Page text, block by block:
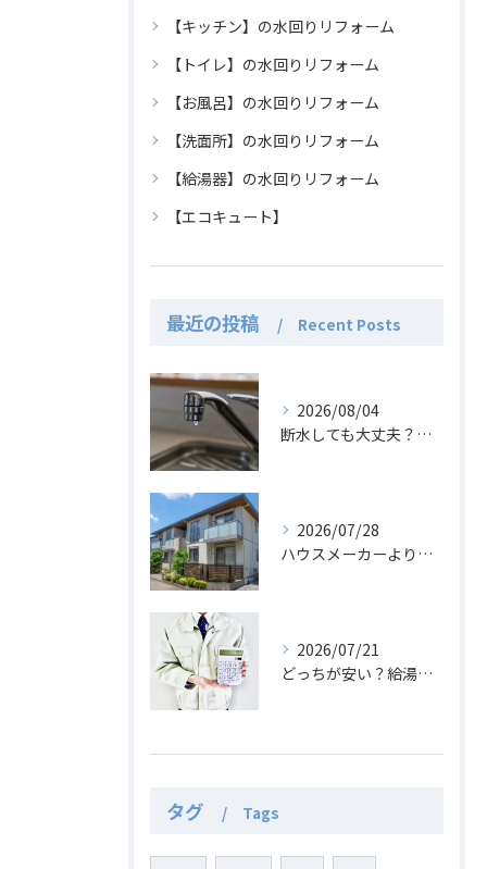
【キッチン】の水回りリフォーム
【トイレ】の水回りリフォーム
【お風呂】の水回りリフォーム
【洗面所】の水回りリフォーム
【給湯器】の水回りリフォーム
【エコキュート】
最近の投稿 Recent Posts
2026/08/04
断水しても大丈夫？エコキュートのお湯の活用法と注意点
2026/07/28
ハウスメーカーより安い？新築にエコキュートを後付けする費用
2026/07/21
どっちが安い？給湯器からエコキュート交換の費用と光熱費比較
タグ Tags